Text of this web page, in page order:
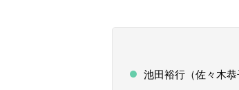
池田裕行（佐々木